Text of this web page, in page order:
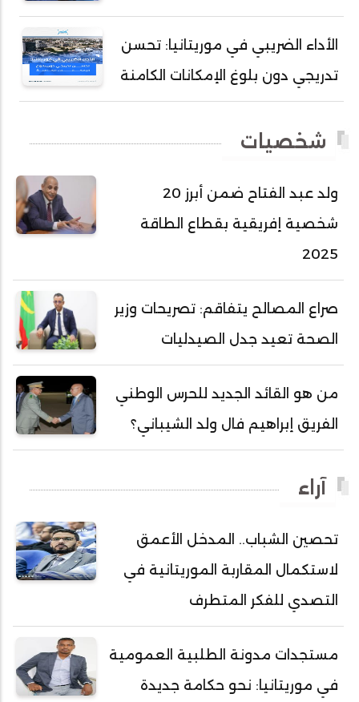
أحمد سيد أحمد أج
أحمد طالب ولد محمد
أحمد عبد الله أحمد مسكه
أحمد محفوظ حسني
أحمد محمد عبدالرحمن أمين
أحمد محمود محمد المامي النيسان
أحمد هارون الشيخ سيديا
أحمد ولد آبه
أحمد ولد الديه
أحمد ولد السالك
أحمد ولد باهيه
أحمد ولد داداه
أحمد ولد علال
أحمد ولد محمد ديدي
أحمد ولد محمدو
أحمد ولد نافع
أحمد ولد يحيى
الأداء الضريبي في موريتانيا: تحسن
تدريجي دون بلوغ الإمكانات الكامنة
شخصيات
ولد عبد الفتاح ضمن أبرز 20
شخصية إفريقية بقطاع الطاقة
2025
صراع المصالح يتفاقم: تصريحات وزير
الصحة تعيد جدل الصيدليات
من هو القائد الجديد للحرس الوطني
الفريق إبراهيم فال ولد الشيباني؟
آراء
تحصين الشباب.. المدخل الأعمق
لاستكمال المقاربة الموريتانية في
التصدي للفكر المتطرف
مستجدات مدونة الطلبية العمومية
في موريتانيا: نحو حكامة جديدة